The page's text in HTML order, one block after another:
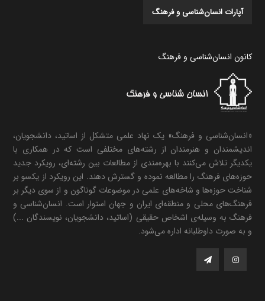
آپارات انسان‌شناسی و فرهنگ
کانون انسان‌شناسی و فرهنگ
«انسان‌شناسی و فرهنگ» یک نهاد علمی متشکل از اساتید، دانشجویان،
اندیشمندان و هنرمندان از رشته‌های مختلفی است که در همکاری با
یکدیگر تلاش می‌کنند با بهره‌مندی از مطالعات بین رشته‌ای، رویکرد جدید
حوزه‌های فرهنگ را مطالعه نموده و گسترش دهند. این رویکرد از یکسو بر
شناخت حوزه‌ها و شاخه‌های علمی در موضوعات گوناگون و از سوی دیگر بر
فرهنگ‌های محلی و منطقه‌ای ایران و جهان استوار است. انسان‌شناسی و
فرهنگ به وسیله‌ی اشخاص حقیقی (اساتید، دانشجویان، نویسندگان ...)
و به صورت داوطلبانه اداره می‌شود.